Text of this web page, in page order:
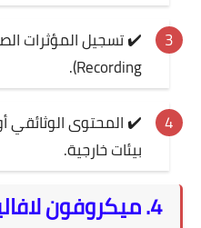
Recording).
✔️ المحتوى الوثائقي
بيئات خارجية.
4. ميكروفون لافاليير